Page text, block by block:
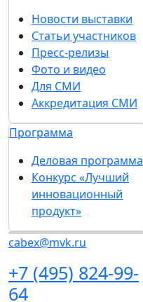
Новости выставки
Статьи участников
Пресс-релизы
Фото и видео
Для СМИ
Аккредитация СМИ
Программа
Деловая программа
Конкурс «Лучший
инновационный
продукт»
cabex@mvk.ru
+7 (495) 824-99-
64